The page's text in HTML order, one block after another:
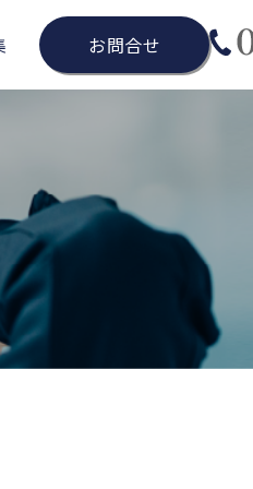
お問合せ